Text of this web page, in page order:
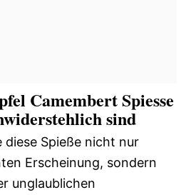
Camembert Spiesse
sind
diese Spieße nicht nur
Erscheinung, sondern
unglaublichen